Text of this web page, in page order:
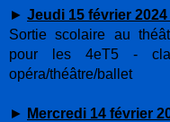
► Jeudi 15 février 2024
Sortie scolaire au
pour les 4eT5 -
opéra/théâtre/ballet
► Mercredi 14 février